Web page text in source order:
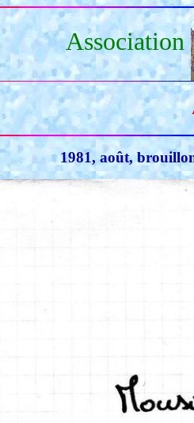
Association
1981, août,